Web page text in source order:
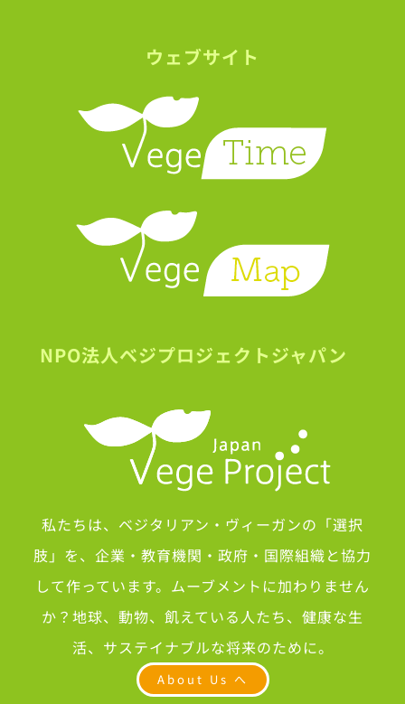
ウェブサイト
NPO法人ベジプロジェクトジャパン
私たちは、ベジタリアン・ヴィーガンの「選択
肢」を、企業・教育機関・政府・国際組織と協力
して作っています。ムーブメントに加わりません
か？地球、動物、飢えている人たち、健康な生
活、サステイナブルな将来のために。
About Us へ